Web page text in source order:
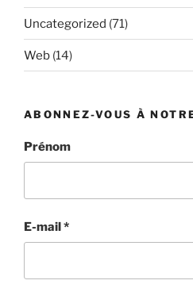
Uncategorized (71)
Web (14)
ABONNEZ-VOUS À
Prénom
E-mail*